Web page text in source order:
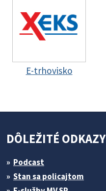
E-trhovisko
DÔLEŽITÉ ODKAZY
Podcast
Stan sa policajtom